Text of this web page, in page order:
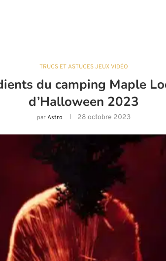
TRUCS ET ASTUCES JEUX VIDÉO
du camping Maple
d’Halloween 2023
parAstro 28 octobre 2023